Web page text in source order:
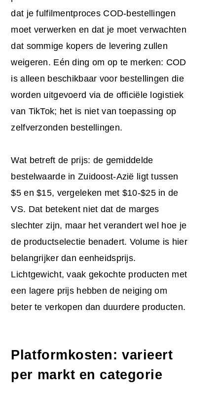
dat je fulfilmentproces COD-bestellingen
moet verwerken en dat je moet verwachten
dat sommige kopers de levering zullen
weigeren. Eén ding om op te merken: COD
is alleen beschikbaar voor bestellingen die
worden uitgevoerd via de officiële logistiek
van TikTok; het is niet van toepassing op
zelfverzonden bestellingen.
Wat betreft de prijs: de gemiddelde
bestelwaarde in Zuidoost-Azië ligt tussen
$5 en $15, vergeleken met $10-$25 in de
VS. Dat betekent niet dat de marges
slechter zijn, maar het verandert wel hoe je
de productselectie benadert. Volume is hier
belangrijker dan eenheidsprijs.
Lichtgewicht, vaak gekochte producten met
een lagere prijs hebben de neiging om
beter te verkopen dan duurdere producten.
Platformkosten: varieert
per markt en categorie